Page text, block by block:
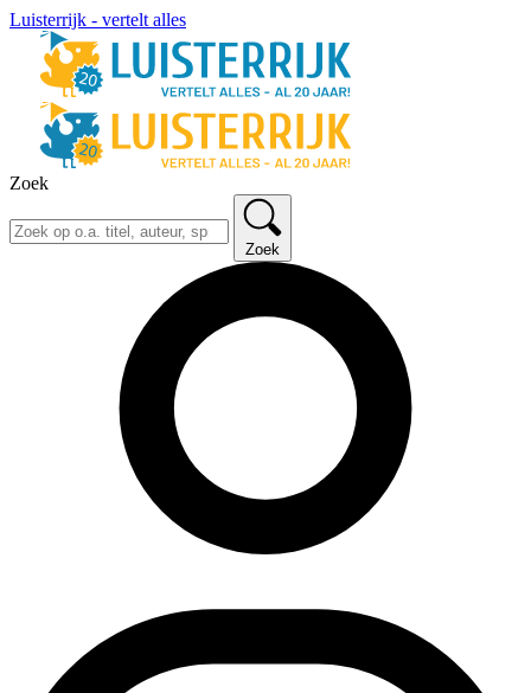
Luisterrijk - vertelt alles
Zoek
Zoek